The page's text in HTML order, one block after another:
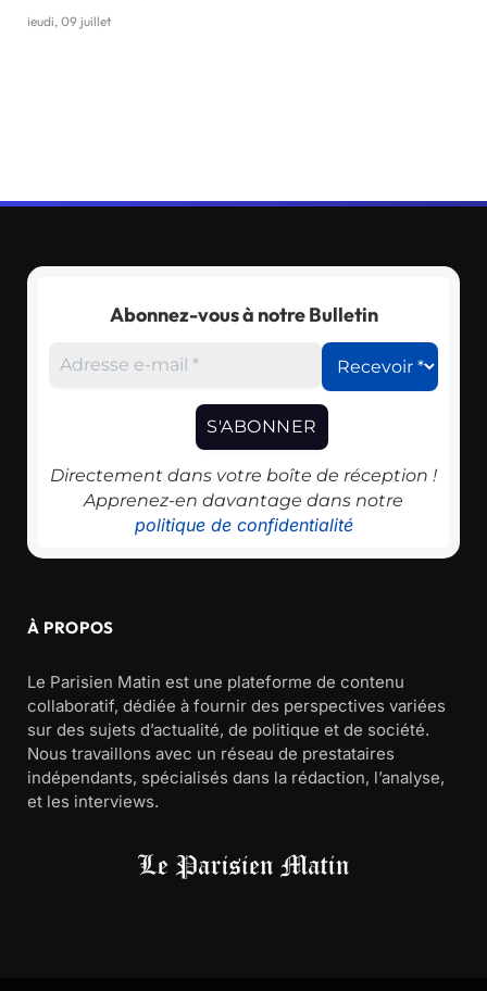
jeudi, 09 juillet
Abonnez-vous à notre Bulletin
Directement dans votre boîte de réception !
Apprenez-en davantage dans notre
politique de confidentialité
À PROPOS
Le Parisien Matin est une plateforme de contenu
collaboratif, dédiée à fournir des perspectives variées
sur des sujets d’actualité, de politique et de société.
Nous travaillons avec un réseau de prestataires
indépendants, spécialisés dans la rédaction, l’analyse,
et les interviews.